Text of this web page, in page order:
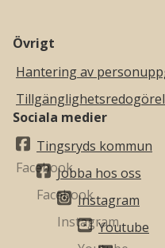
Övrigt
Hantering av
Sociala medier
Tingsryds kommun
Jobba hos oss
Instagram
Youtube